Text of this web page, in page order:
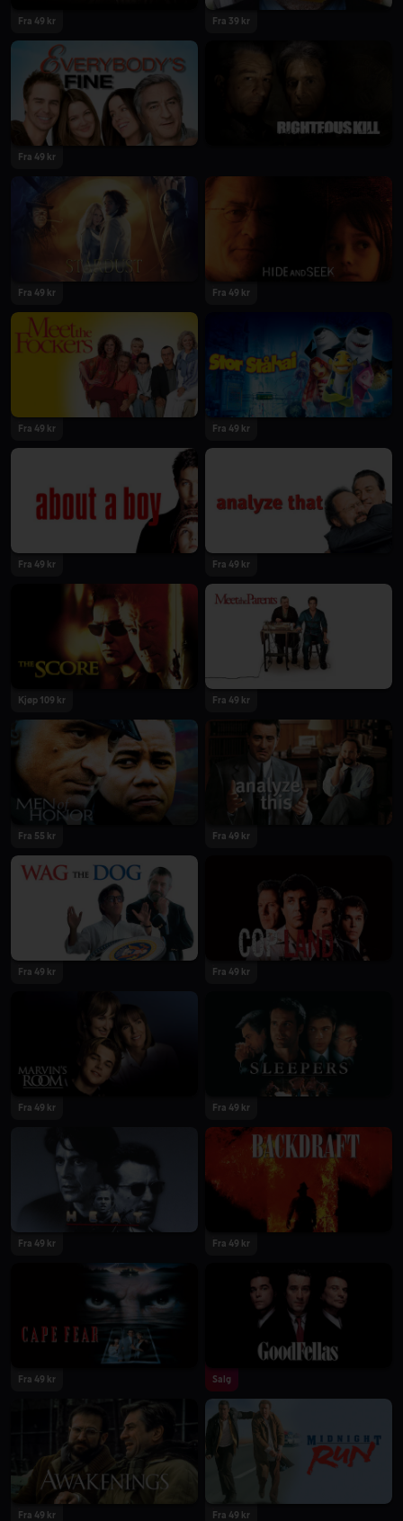
Fra 49 kr Fra 39 kr
Fra 49 kr
Fra 49 kr Fra 49 kr
Fra 49 kr Fra 49 kr
Fra 49 kr Fra 49 kr
Kjøp 109 kr Fra 49 kr
Fra 55 kr Fra 49 kr
Fra 49 kr Fra 49 kr
Fra 49 kr Fra 49 kr
Fra 49 kr Fra 49 kr
Fra 49 kr Salg
Fra 49 kr Fra 49 kr